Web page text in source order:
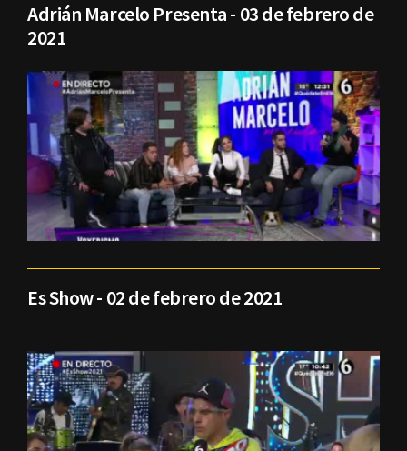
Adrián Marcelo Presenta - 03 de febrero de
2021
Es Show - 02 de febrero de 2021